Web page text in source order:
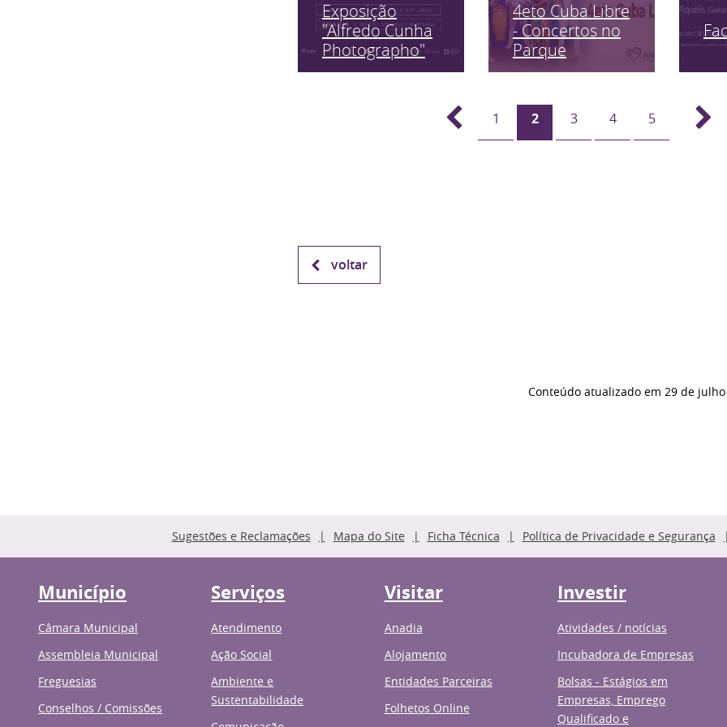
Exposição
"Alfredo Cunha
Photographo"
4eto Cuba Libre
- Concertos no
Parque
1 2 3 4 5
voltar
Conteúdo atualizado em 29 de
Sugestões e Reclamações Mapa do Site Ficha Técnica Política de Privacidade e Segurança
Município
Câmara Municipal
Assembleia Municipal
Freguesias
Conselhos / Comissões
Serviços
Atendimento
Ação Social
Ambiente e
Sustentabilidade
Visitar
Anadia
Alojamento
Entidades Parceiras
Folhetos Online
Investir
Atividades / notícias
Incubadora de Empresas
Bolsas - Estágios em
Empresas, Emprego
Qualificado e